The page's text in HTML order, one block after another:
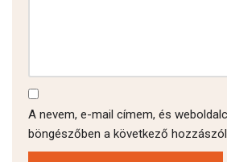
A nevem, e-mail címem, és
böngészőben a következő